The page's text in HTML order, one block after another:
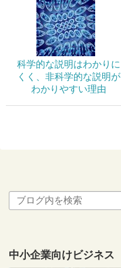
科学的な説明はわかりに
くく、非科学的な説明が
わかりやすい理由
中小企業向けビジネス